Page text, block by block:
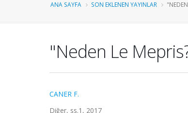
ANA SAYFA SON EKLENEN YAYINLAR
"Neden Le
CANER F.
Diğer, ss.1, 2017